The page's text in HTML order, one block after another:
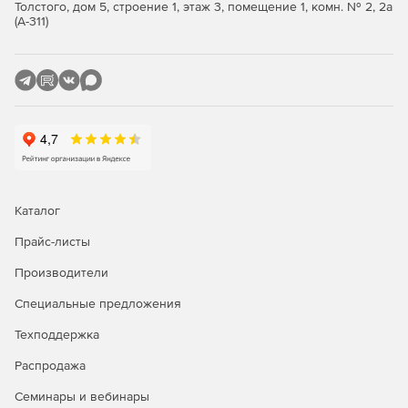
осуществлять удобный поиск нужного объекта среди
источнику (рабочий стол, web-сайт и т. д.). TechSmith Snagit
создает папки для хранения изображений и позволяет
быть назначены ключевые слова (теги) для облегчения
поиска в будущем.
Функция «all-in-one capture» позволяет по нажатию
экран, область, окно или окна с прокруткой.
Возможность сохранять скругленные углы
Возможность обработки захваченного объекта во
ribbon-интерфейсом, с поддержкой пакетной
Толстого, дом 5, строение 1, этаж 3, помещение 1, комн. № 2, 2а
(А-311)
Каталог
Прайс-листы
Производители
Специальные предложения
Техподдержка
Распродажа
Семинары и вебинары